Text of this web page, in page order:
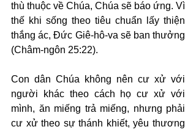
thù thuộc về Chúa, Chúa sẽ báo ứng. Vì
thế khi sống theo tiêu chuẩn lấy thiện
thắng ác, Đức Giê-hô-va sẽ ban thưởng
(Châm-ngôn 25:22).
Con dân Chúa không nên cư xử với
người khác theo cách họ cư xử với
mình, ăn miếng trả miếng, nhưng phải
cư xử theo sự thánh khiết, yêu thương